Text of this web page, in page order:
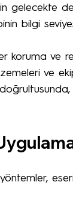
gelecekte de
bilgi
koruma ve
ve